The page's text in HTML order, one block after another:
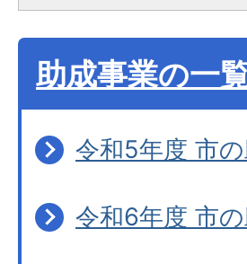
助成事業の一
令和5年度 市
令和6年度 市